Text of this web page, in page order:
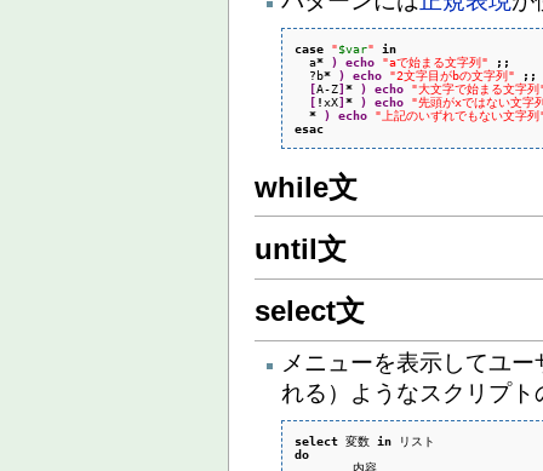
case "$var"
in
  a
* ) echo "aで始まる文字列"
;;
  ?b
* ) echo "2文字目がbの文字列"
;;
[A-Z]* ) echo "大文字で始まる文字
[ !xX]* ) echo "先頭がxではない文字
* ) echo "上記のいずれでもない文字
esac
while文
until文
select文
メニューを表示してユ
れる）ようなスクリプト
select 変数 in
do